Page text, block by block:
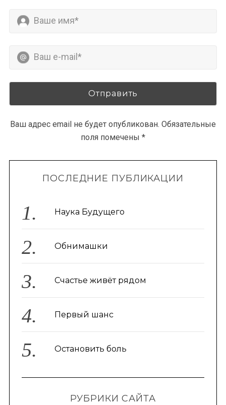
Ваш адрес email не будет опубликован. Обязательные
поля помечены *
ПОСЛЕДНИЕ ПУБЛИКАЦИИ
Наука Будущего
Обнимашки
Счастье живёт рядом
Первый шанс
Остановить боль
РУБРИКИ САЙТА